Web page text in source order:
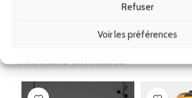
Refuser
Voir les préférences
Produits similaires